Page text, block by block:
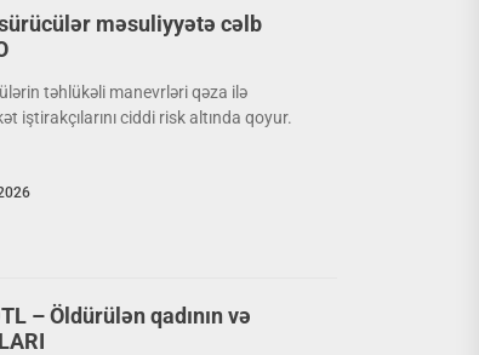
məsuliyyətə cəlb
təhlükəli manevrləri qəza ilə
iştirakçılarını ciddi risk altında qoyur.
– Öldürülən qadının və